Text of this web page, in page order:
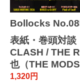
Bollocks
表紙・巻頭対
CLASH / THE
也（THE MODS
1,320円